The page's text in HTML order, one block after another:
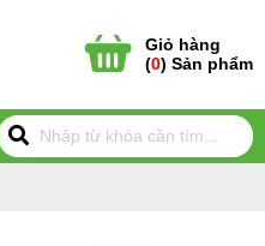
Giỏ hàng
(0) Sản phẩm